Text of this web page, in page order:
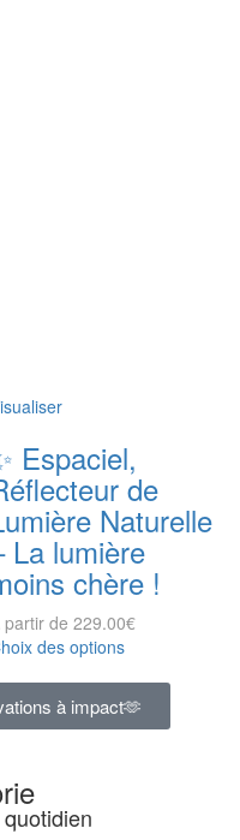
Espaciel,
de
Naturelle
La lumière
chère !
partir de 229.00€
des options
à impact🫶